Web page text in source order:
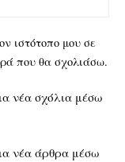
ιστότοπο μου σε
που θα σχολιάσω.
νέα σχόλια μέσω
νέα άρθρα μέσω